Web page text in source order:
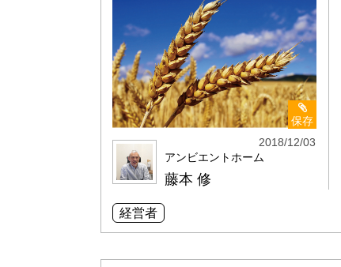
保存
2018/12/03
アンビエントホーム
藤本 修
経営者